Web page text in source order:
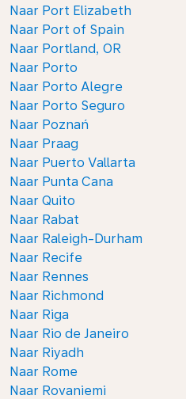
Naar Port Elizabeth
Naar Port of Spain
Naar Portland, OR
Naar Porto
Naar Porto Alegre
Naar Porto Seguro
Naar Poznań
Naar Praag
Naar Puerto Vallarta
Naar Punta Cana
Naar Quito
Naar Rabat
Naar Raleigh-Durham
Naar Recife
Naar Rennes
Naar Richmond
Naar Riga
Naar Rio de Janeiro
Naar Riyadh
Naar Rome
Naar Rovaniemi